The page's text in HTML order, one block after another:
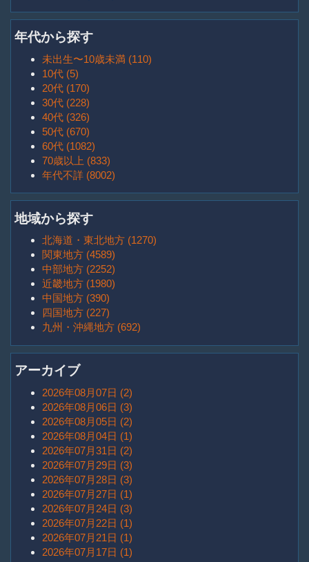
年代から探す
未出生〜10歳未満 (110)
10代 (5)
20代 (170)
30代 (228)
40代 (326)
50代 (670)
60代 (1082)
70歳以上 (833)
年代不詳 (8002)
地域から探す
北海道・東北地方 (1270)
関東地方 (4589)
中部地方 (2252)
近畿地方 (1980)
中国地方 (390)
四国地方 (227)
九州・沖縄地方 (692)
アーカイブ
2026年08月07日 (2)
2026年08月06日 (3)
2026年08月05日 (2)
2026年08月04日 (1)
2026年07月31日 (2)
2026年07月29日 (3)
2026年07月28日 (3)
2026年07月27日 (1)
2026年07月24日 (3)
2026年07月22日 (1)
2026年07月21日 (1)
2026年07月17日 (1)